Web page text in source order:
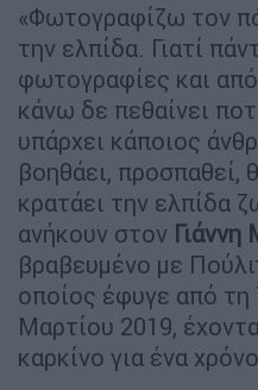
«Φωτογραφίζω τον
την ελπίδα. Γιατί
φωτογραφίες και
κάνω δε πεθαίνει
υπάρχει κάποιος
βοηθάει, προσπαθεί,
κρατάει την ελπίδα
ανήκουν στον
βραβευμένο με
οποίος έφυγε από
Μαρτίου 2019,
καρκίνο για ένα